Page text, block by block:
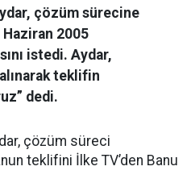
çözüm sürecine
2005
istedi. Aydar,
teklifin
dedi.
çözüm süreci
teklifini İlke TV’den Banu